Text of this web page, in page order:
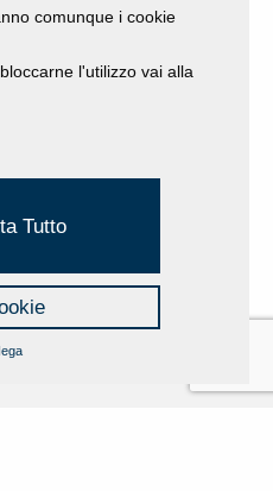
comunque i cookie
l'utilizzo vai alla
Tutto